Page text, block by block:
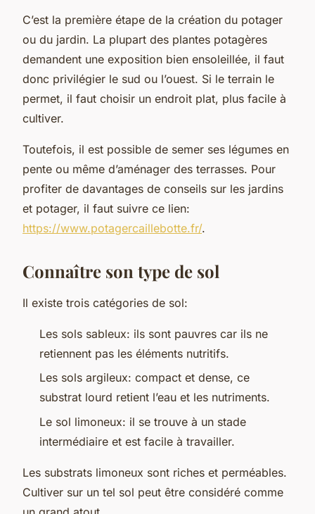
C’est la première étape de la création du potager
ou du jardin. La plupart des plantes potagères
demandent une exposition bien ensoleillée, il faut
donc privilégier le sud ou l’ouest. Si le terrain le
permet, il faut choisir un endroit plat, plus facile à
cultiver.
Toutefois, il est possible de semer ses légumes en
pente ou même d’aménager des terrasses. Pour
profiter de davantages de conseils sur les jardins
et potager, il faut suivre ce lien:
https://www.potagercaillebotte.fr/.
Connaître son type de sol
Il existe trois catégories de sol:
Les sols sableux: ils sont pauvres car ils ne
retiennent pas les éléments nutritifs.
Les sols argileux: compact et dense, ce
substrat lourd retient l’eau et les nutriments.
Le sol limoneux: il se trouve à un stade
intermédiaire et est facile à travailler.
Les substrats limoneux sont riches et perméables.
Cultiver sur un tel sol peut être considéré comme